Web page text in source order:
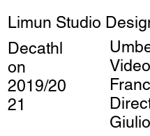
Limun Studio
Decathl
on
2019/20
21